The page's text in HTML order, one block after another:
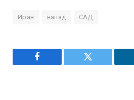
Иран напад САД
Facebook Twitter